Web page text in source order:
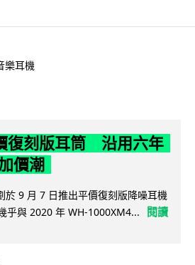
樂耳機
復刻版耳筒 沿用六年
價潮
於 9 月 7 日推出平價復刻版降噪耳機
乎與 2020 年 WH-1000XM4...
閱讀